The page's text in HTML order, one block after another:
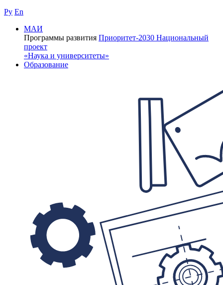
Ру En
МАИ
Программы развития Приоритет-2030 Национальный
проект
«Наука и университеты»
Образование